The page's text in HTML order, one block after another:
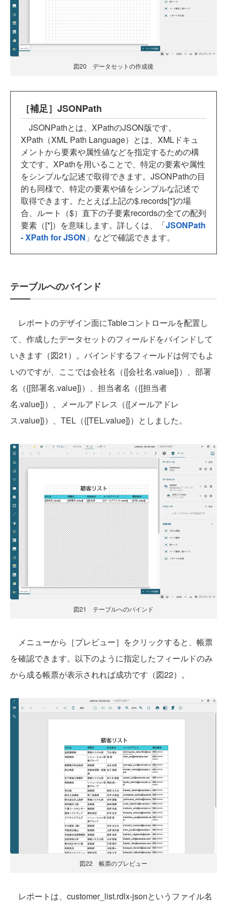
図20 データセットの作成後
［補足］JSONPath
JSONPathとは、XPathのJSON版です。
XPath（XML Path Language）とは、XMLドキュ
メントから要素や属性値などを指定するための構
文です。XPathを用いることで、特定の要素や属性
をシンプルな記述で取得できます。JSONPathの目
的も同様で、特定の要素や値をシンプルな記述で
取得できます。たとえば上記の$.records[*]の場
合、ルート（$）直下の子要素recordsの全ての配列
要素（[*]）を意味します。詳しくは、「JSONPath
- XPath for JSON 」などで確認できます。
テーブルへのバインド
レポートのデザイン面にTableコントロールを配置し
て、作成したデータセットのフィールドをバインドして
いきます（図21）。バインドするフィールドは何でもよ
いのですが、ここでは会社名（{[会社名.value]}）、部署
名（{[部署名.value]}）、担当者名（{[担当者
名.value]}）、メールアドレス（{[メールアドレ
ス.value]}）、TEL（{[TEL.value]}）としました。
図21 テーブルへのバインド
メニューから［プレビュー］をクリックすると、帳票
を確認できます。以下のように指定したフィールドのみ
から成る帳票が表示されれば成功です（図22）。
図22 帳票のプレビュー
レポートは、customer_list.rdlx-jsonというファイル名